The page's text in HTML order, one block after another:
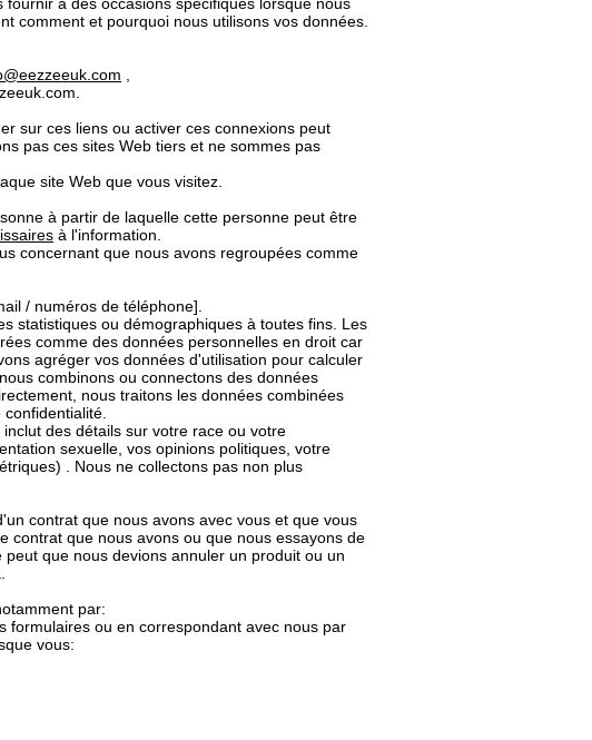
comment et pourquoi nous utilisons vos données.
sur ces liens ou activer ces connexions peut
pas ces sites Web tiers et ne sommes pas
site Web que vous visitez.
à partir de laquelle cette personne peut être
à l'information.
concernant que nous avons regroupées comme
/ numéros de téléphone].
statistiques ou démographiques à toutes fins. Les
comme des données personnelles en droit car
agréger vos données d'utilisation pour calculer
combinons ou connectons des données
nous traitons les données combinées
des détails sur votre race ou votre
sexuelle, vos opinions politiques, votre
. Nous ne collectons pas non plus
contrat que nous avons avec vous et que vous
contrat que nous avons ou que nous essayons de
que nous devions annuler un produit ou un
par:
formulaires ou en correspondant avec nous par
vous: